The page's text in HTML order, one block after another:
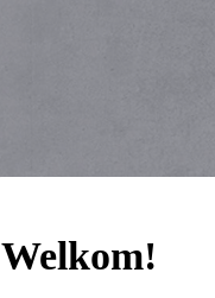
Welkom!